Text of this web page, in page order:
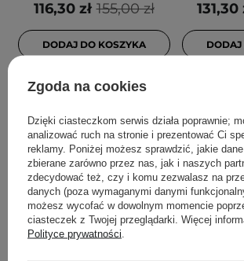
155,00 zł
116,30 zł
DODAJ DO KOSZYKA
131,30
DODAJ
KRÓTKA DATA
Zgoda na cookies
Dzięki ciasteczkom serwis działa poprawnie;
analizować ruch na stronie i prezentować Ci
reklamy. Poniżej możesz sprawdzić, jakie
zbierane zarówno przez nas, jak i naszych
zdecydować też, czy i komu zezwalasz na
danych (poza wymaganymi danymi
możesz wycofać w dowolnym momencie
ciasteczek z Twojej przeglądarki. Więcej
Polityce prywatności